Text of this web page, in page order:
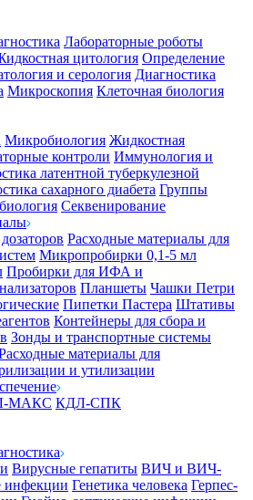
Лабораторные роботы
цитология Определение
и серология Диагностика
Микроскопия Клеточная биология
Микробиология Жидкостная
контроли Иммунология и
латентной туберкулезной
сахарного диабета Группы
Секвенирование
Расходные материалы для
Микропробирки 0,1-5 мл
Пробирки для ИФА и
Планшеты Чашки Петри
Пипетки Пастера Штативы
Контейнеры для сбора и
Зонды и транспортные системы
материалы для
и утилизации
МАКС КДЛ-СПК
Вирусные гепатиты ВИЧ и ВИЧ-
инфекции Генетика человека Герпес-